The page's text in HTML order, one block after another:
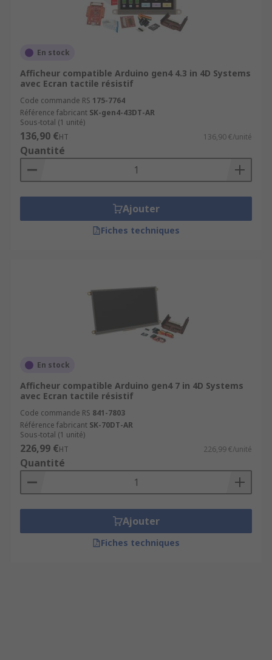
En stock
Afficheur compatible Arduino gen4 4.3 in 4D Systems
avec Ecran tactile résistif
Code commande RS 175-7764
Référence fabricant SK-gen4-43DT-AR
Sous-total (1 unité)
136,90 €HT 136,90 €/unité
Quantité
Ajouter
Fiches techniques
En stock
Afficheur compatible Arduino gen4 7 in 4D Systems
avec Ecran tactile résistif
Code commande RS 841-7803
Référence fabricant SK-70DT-AR
Sous-total (1 unité)
226,99 €HT 226,99 €/unité
Quantité
Ajouter
Fiches techniques